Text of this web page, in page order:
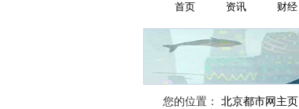
首页 资讯 财经
您的位置： 北京都市网主页